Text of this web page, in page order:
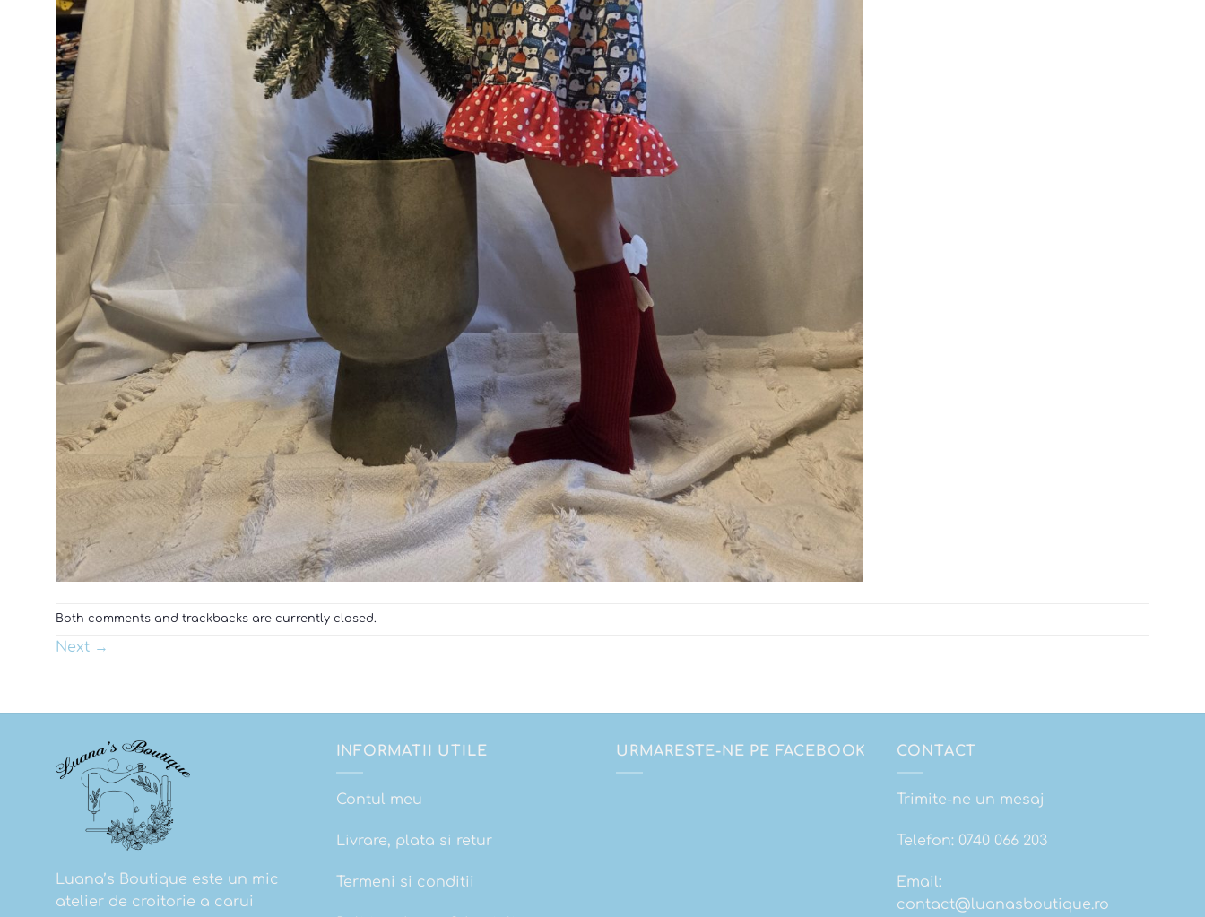
Both comments and trackbacks are currently closed.
Next →
Luana’s Boutique este un mic
atelier de croitorie a carui
INFORMATII UTILE
Contul meu
Livrare, plata si retur
Termeni si conditii
URMARESTE-NE PE FACEBOOK CONTACT
Trimite-ne un mesaj
Telefon: 0740 066 203
Email:
contact@luanasboutique.ro